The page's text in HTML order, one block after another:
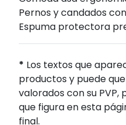
Pernos y candados
Espuma protectora
* Los textos que
productos y puede
valorados con su
que figura en esta
final.